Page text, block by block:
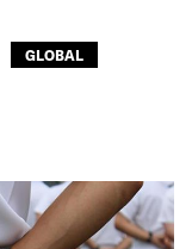
GLOBAL